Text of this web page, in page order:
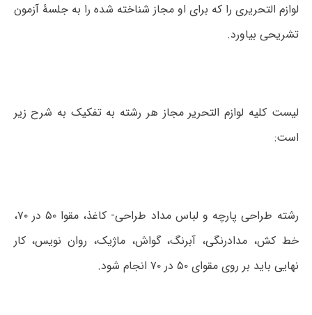
لوازم التحریری را که برای او مجاز شناخته شده را به جلسۀ آزمون
تشریحی بیاورد.
لیست کلیه لوازم التحریر مجاز هر رشته به تفکیک به شرح زیر
است:
رشته طراحی پارچه و لباس مداد طراحی- کاغذ، مقوا ۵۰ در ۷۰،
خط کش، مدادرنگی، آبرنگ، گواش، ماژیک، روان نویس، کار
نهایی باید بر روی مقوای ۵۰ در ۷۰ انجام شود.